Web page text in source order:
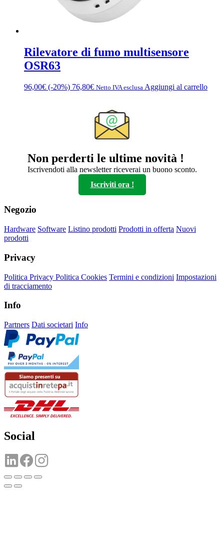
Rilevatore di fumo multisensore
OSR63
96,00€ (-20%) 76,80€ Netto IVA esclusa Aggiungi al carrello
Non perderti le ultime novità !
Iscrivendoti alla newsletter riceverai un buono sconto.
Iscriviti ora !
Negozio
Hardware Software Listino prodotti Prodotti in offerta Nuovi
prodotti
Privacy
Politica Privacy Politica Cookies Termini e condizioni Impostazioni
di tracciamento
Info
Partners Dati societari Info
Social